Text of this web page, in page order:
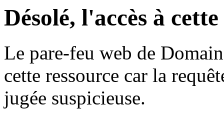
Désolé, l'accès à
Le pare-feu web de
cette ressource car la
jugée suspicieuse.